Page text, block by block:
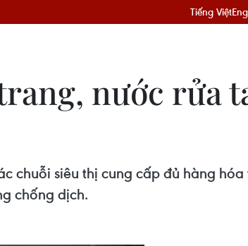
Tiếng Việt
nước rửa
chuỗi siêu thị cung cấp đủ hàng
chống dịch.